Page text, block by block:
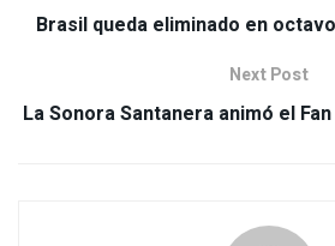
Brasil queda eliminado en
Next Post
La Sonora Santanera animó el